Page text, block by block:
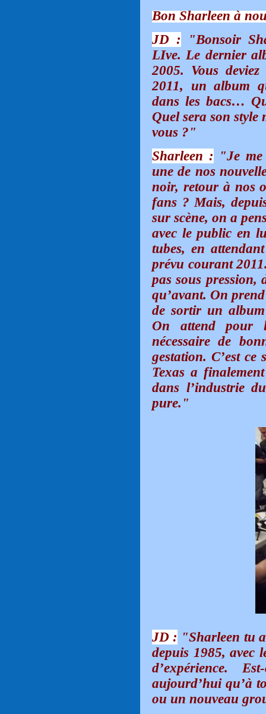
Bon Sharleen à
JD : "Bonsoir
LIve. Le dernier
2005. Vous
2011, un album
dans les bacs…
Quel sera son
vous ?"
Sharleen : "Je
une de nos
noir, retour à nos
fans ? Mais,
sur scène, on a
avec le public en
tubes, en
prévu courant
pas sous
qu’avant. On
de sortir un
On attend pour
nécessaire de
gestation. C’est
Texas a
dans l’industrie
pure."
JD : "Sharleen tu
depuis 1985, avec
d’expérience.
aujourd’hui qu’à
ou un nouveau